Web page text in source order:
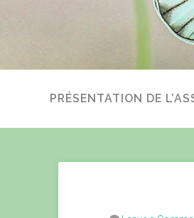
PRÉSENTATION DE